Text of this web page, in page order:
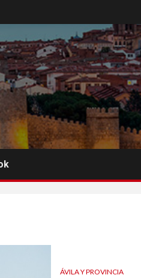
ÁVILA Y PROVINCIA